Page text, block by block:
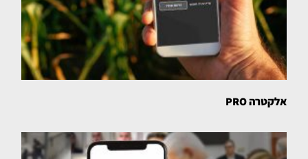
אלקטרה PRO